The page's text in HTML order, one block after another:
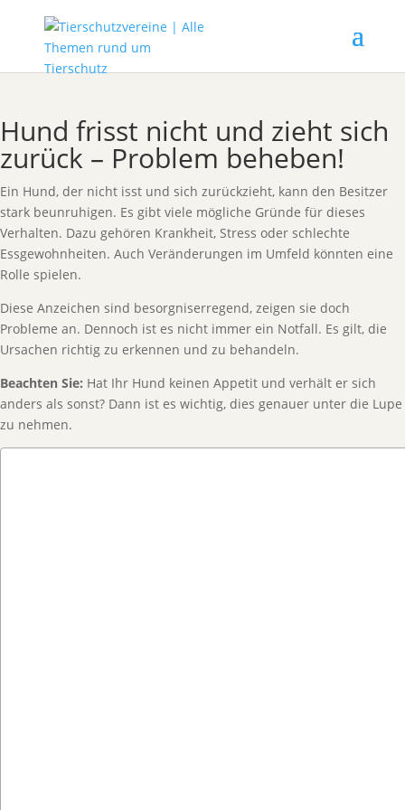
Hund frisst nicht und zieht sich
zurück – Problem beheben!
Ein Hund, der nicht isst und sich zurückzieht, kann den Besitzer
stark beunruhigen. Es gibt viele mögliche Gründe für dieses
Verhalten. Dazu gehören Krankheit, Stress oder schlechte
Essgewohnheiten. Auch Veränderungen im Umfeld könnten eine
Rolle spielen.
Diese Anzeichen sind besorgniserregend, zeigen sie doch
Probleme an. Dennoch ist es nicht immer ein Notfall. Es gilt, die
Ursachen richtig zu erkennen und zu behandeln.
Beachten Sie: Hat Ihr Hund keinen Appetit und verhält er sich
anders als sonst? Dann ist es wichtig, dies genauer unter die Lupe
zu nehmen.